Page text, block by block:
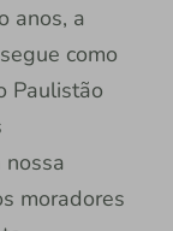
anos, a
como
Paulistão
moradores